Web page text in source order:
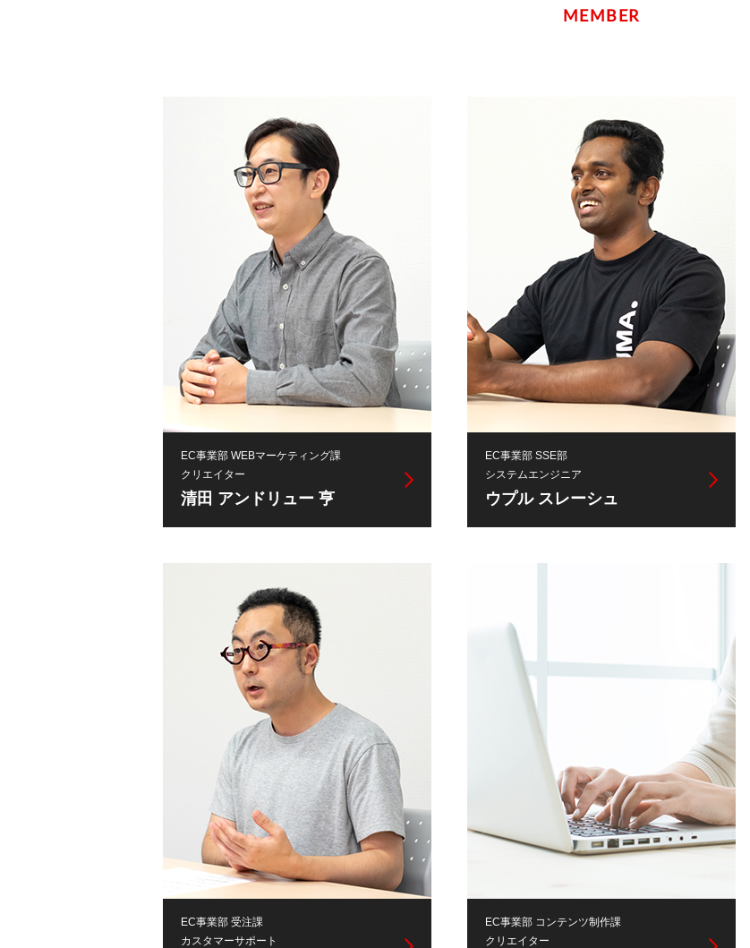
MEMBER
EC事業部 WEBマーケティング課
クリエイター
清田 アンドリュー 亨
EC事業部 SSE部
システムエンジニア
ウプル スレーシュ
EC事業部 受注課
カスタマーサポート
EC事業部 コンテンツ制作課
クリエイター